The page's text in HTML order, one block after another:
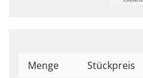
Menge Stückpreis